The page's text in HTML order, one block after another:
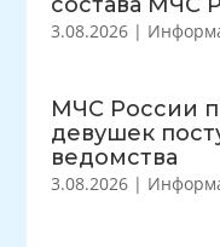
3.08.2026 |
МЧС России
девушек
ведомства
3.08.2026 |